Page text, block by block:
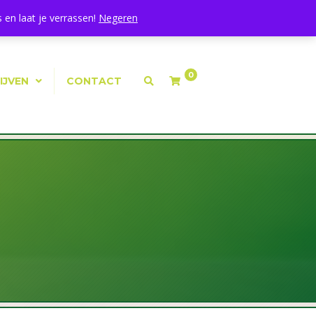
Mijn Account|
CONTACT 0
laat je verrassen! Negeren